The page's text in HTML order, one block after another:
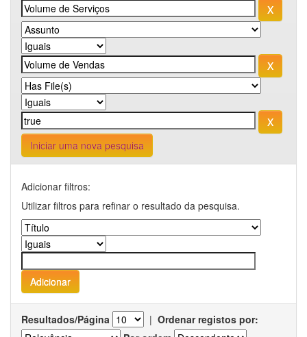
Iniciar uma nova pesquisa
Adicionar filtros:
Utilizar filtros para refinar o resultado da pesquisa.
Resultados/Página | Ordenar registos por: